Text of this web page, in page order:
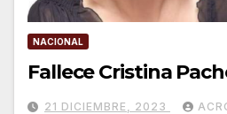
NACIONAL
Fallece Cristina
21 DICIEMBRE, 2023